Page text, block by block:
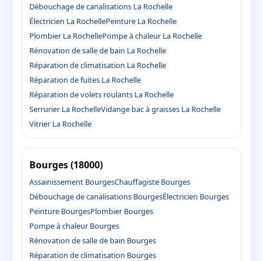
Débouchage de canalisations La Rochelle
Électricien La RochellePeinture La Rochelle
Plombier La RochellePompe à chaleur La Rochelle
Rénovation de salle de bain La Rochelle
Réparation de climatisation La Rochelle
Réparation de fuites La Rochelle
Réparation de volets roulants La Rochelle
Serrurier La RochelleVidange bac à graisses La Rochelle
Vitrier La Rochelle
Bourges (18000)
Assainissement BourgesChauffagiste Bourges
Débouchage de canalisations BourgesÉlectricien Bourges
Peinture BourgesPlombier Bourges
Pompe à chaleur Bourges
Rénovation de salle de bain Bourges
Réparation de climatisation Bourges